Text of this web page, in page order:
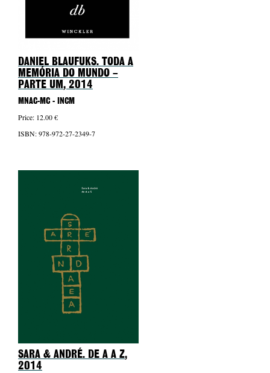
DANIEL BLAUFUKS. TODA A
MEMÓRIA DO MUNDO –
PARTE UM, 2014
MNAC-MC - INCM
Price: 12.00 €
ISBN: 978-972-27-2349-7
SARA & ANDRÉ. DE A A Z,
2014